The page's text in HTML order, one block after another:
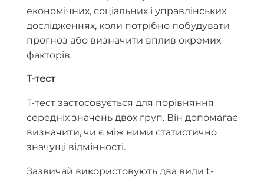
економічних, соціальних і управлінських
дослідженнях, коли потрібно побудувати
прогноз або визначити вплив окремих
факторів.
T-тест
T-тест застосовується для порівняння
середніх значень двох груп. Він допомагає
визначити, чи є між ними статистично
значущі відмінності.
Зазвичай використовують два види t-